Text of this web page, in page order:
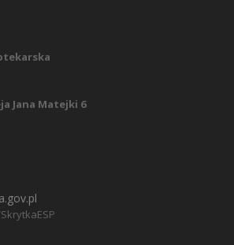
Jana Matejki 6